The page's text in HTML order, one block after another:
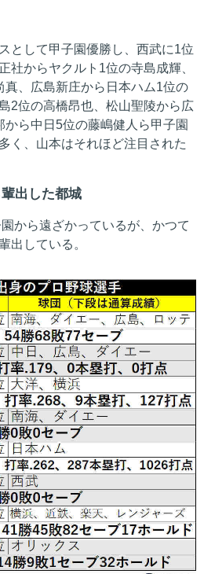
として甲子園優勝し、西武に1位
社からヤクルト1位の寺島成輝、
、広島新庄から日本ハム1位の
2位の高橋昂也、松山聖陵から広
ら中日5位の藤嶋健人ら甲子園
く、山本はそれほど注目された
出した都城
から遠ざかっているが、かつて
出している。